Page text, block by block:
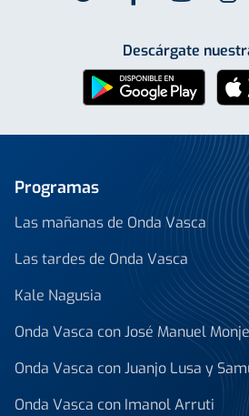
Descárgate
Programas
Las mañanas de Onda Vasca
Las tardes de Onda Vasca
Kale Nagusia
Onda Vasca con José Manuel Monje
Onda Vasca con Juanjo Lusa y
Onda Vasca con Imanol Arruti